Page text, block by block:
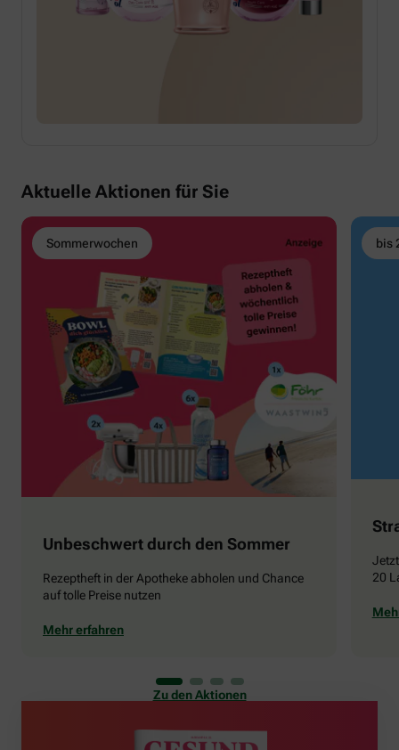
Aktuelle Aktionen für Sie
Sommerwochen
Unbeschwert durch den Sommer
Rezeptheft in der Apotheke abholen und Chance
auf tolle Preise nutzen
Mehr erfahren
bis
20
Zu den Aktionen